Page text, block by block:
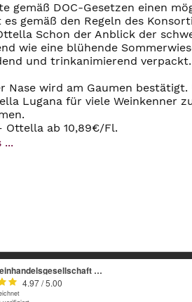
gemäß DOC-Gesetzen einen
es gemäß den Regeln des
Schon der Anblick der
wie eine blühende
und trinkanimierend verpackt.
Nase wird am Gaumen
Lugana für viele Weinkenner
Ottella ab 10,89€/Fl.
...